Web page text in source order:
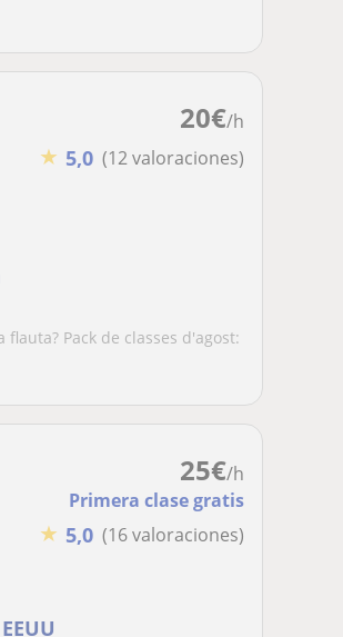
20€/h
★ 5,0 (12 valoraciones)
Pack de classes d'agost:
25€/h
Primera clase gratis
★ 5,0 (16 valoraciones)